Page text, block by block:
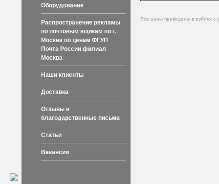
Оборудование
Распространение рекламы
по почтовым ящикам по г.
Москва по ценам ФГУП
Почта России филиал
Москва
Наши клиенты
Доставка
Отзывы и
благодарственные письма
Статьи
Вакансии
Все цены приведены в рублях с